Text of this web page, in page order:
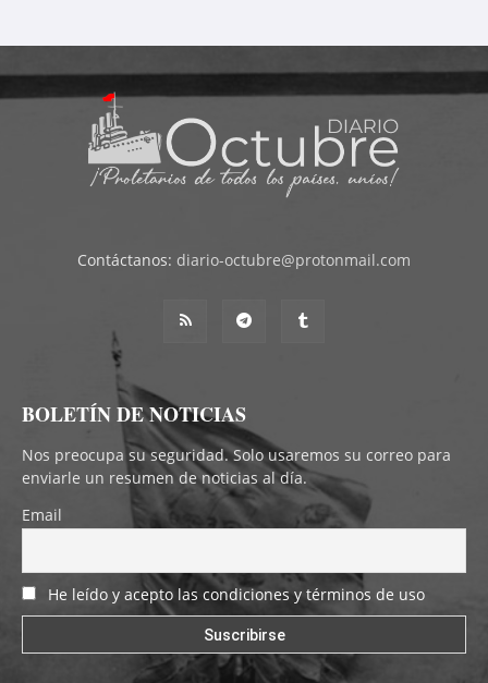
Contáctanos: diario-octubre@protonmail.com
BOLETÍN DE NOTICIAS
Nos preocupa su seguridad. Solo usaremos su correo para
enviarle un resumen de noticias al día.
Email
He leído y acepto las condiciones y términos de uso